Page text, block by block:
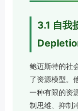
3.1 自我
鲍迈斯特的社
了资源模型。
一种有限的资
制思维、抑制